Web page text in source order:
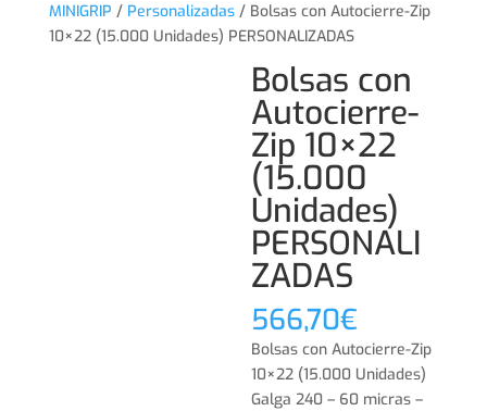
MINIGRIP / Personalizadas/ Bolsas con Autocierre-Zip
10×22 (15.000 Unidades) PERSONALIZADAS
Bolsas con
Autocierre-
Zip 10×22
(15.000
Unidades)
PERSONALI
ZADAS
566,70€
Bolsas con Autocierre-Zip
10×22 (15.000 Unidades)
Galga 240 – 60 micras –